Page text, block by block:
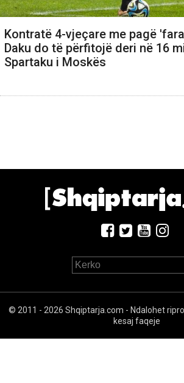
Kontratë 4-vjeçare me pagë
Daku do të përfitojë deri në 16
Spartaku i Moskës
© 2011 - 2026 Shqiptarja.com - Ndalohet
kesaj faqeje